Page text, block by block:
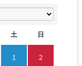
土 日
1 2